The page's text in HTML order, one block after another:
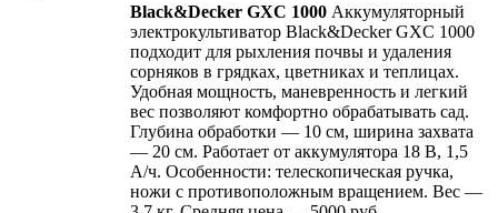
Black&Decker GXC 1000 Аккумуляторный
электрокультиватор Black&Decker GXC 1000
подходит для рыхления почвы и удаления
сорняков в грядках, цветниках и теплицах.
Удобная мощность, маневренность и легкий
вес позволяют комфортно обрабатывать сад.
Глубина обработки — 10 см, ширина захвата
— 20 см. Работает от аккумулятора 18 В, 1,5
А/ч. Особенности: телескопическая ручка,
ножи с противоположным вращением. Вес —